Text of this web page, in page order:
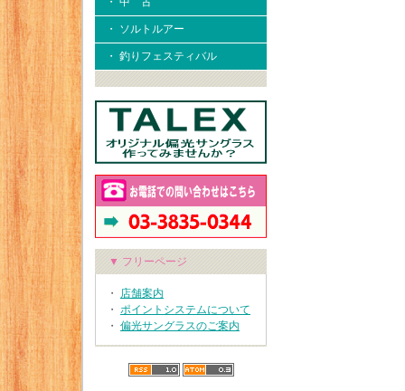
・ ソルトルアー
・ 釣りフェスティバル
▼ フリーページ
・ 店舗案内
・ ポイントシステムについて
・ 偏光サングラスのご案内